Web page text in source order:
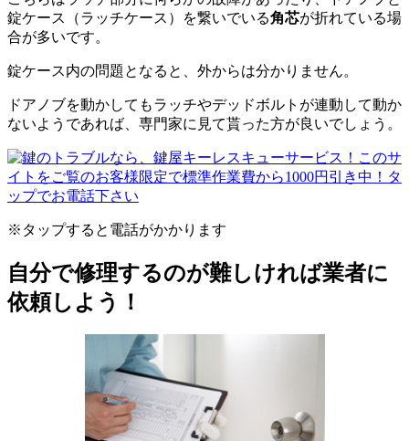
錠ケース（ラッチケース）を繋いでいる角芯が折れている場
合が多いです。
錠ケース内の問題となると、外からは分かりません。
ドアノブを動かしてもラッチやデッドボルトが連動して動か
ないようであれば、専門家に見て貰った方が良いでしょう。
※タップすると電話がかかります
自分で修理するのが難しければ業者に
依頼しよう！